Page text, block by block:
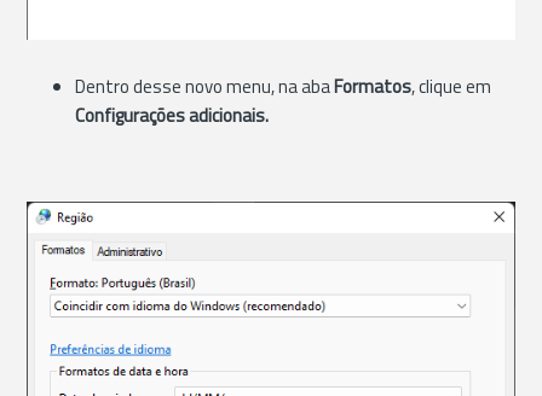
Dentro desse novo menu, na abaFormatos, clique em
Configurações adicionais.